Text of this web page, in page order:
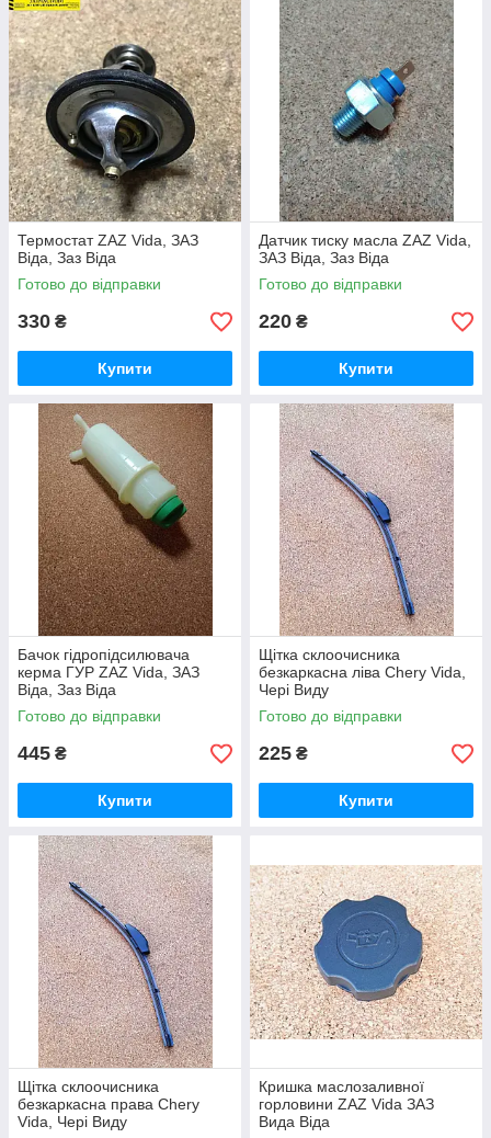
Термостат ZAZ Vida, ЗАЗ
Віда, Заз Віда
Готово до відправки
330 ₴
Купити
Датчик тиску масла ZAZ Vida,
ЗАЗ Віда, Заз Віда
Готово до відправки
220 ₴
Купити
Бачок гідропідсилювача
керма ГУР ZAZ Vida, ЗАЗ
Віда, Заз Віда
Готово до відправки
445 ₴
Купити
Щітка склоочисника
безкаркасна ліва Chery Vida,
Чері Виду
Готово до відправки
225 ₴
Купити
Щітка склоочисника
безкаркасна права Chery
Vida, Чері Виду
Кришка маслозаливної
горловини ZAZ Vida ЗАЗ
Вида Віда